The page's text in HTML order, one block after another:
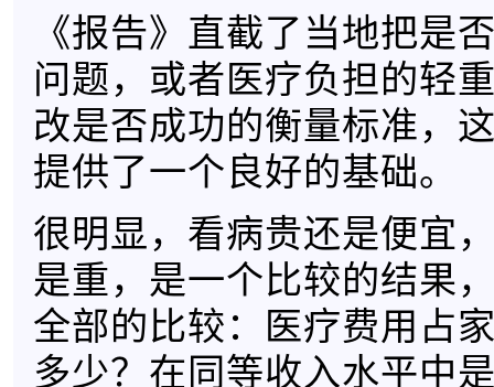
《报告》直截了当地把是
问题，或者医疗负担的轻
改是否成功的衡量标准，
提供了一个良好的基础。
很明显，看病贵还是便宜
是重，是一个比较的结果
全部的比较：医疗费用占
多少？在同等收入水平中